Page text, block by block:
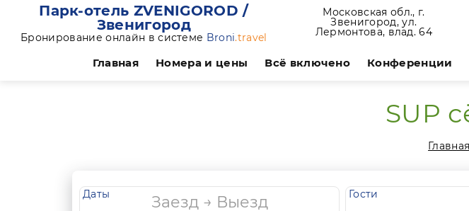
Парк-отель ZVENIGOROD /
Звенигород
Бронирование онлайн в системе Broni.travel
Московская обл., г.
Звенигород, ул.
Лермонтова, влад. 64
Главная Номера и цены Всё включено Конференции
SUP
Главная
Даты Гости